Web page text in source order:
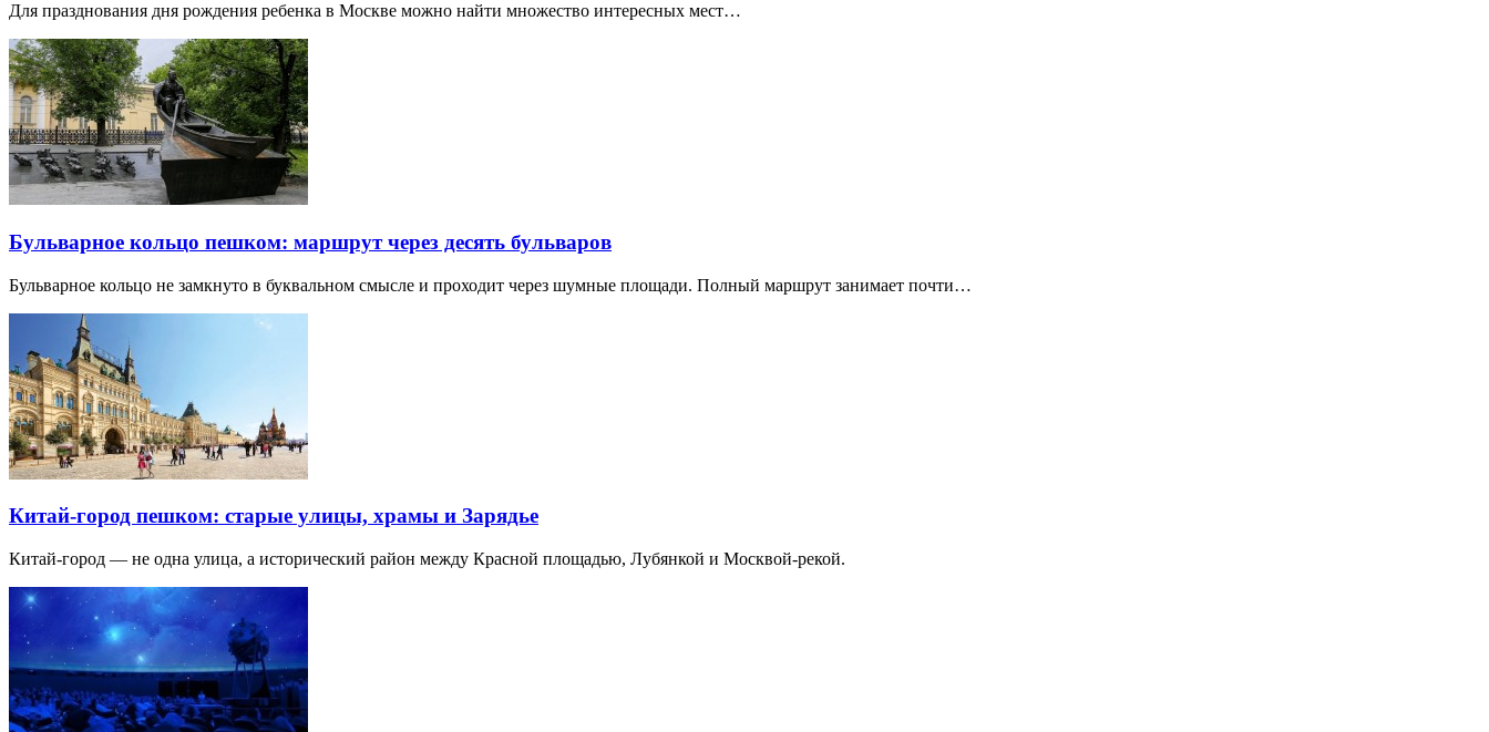
Для празднования дня рождения ребенка в Москве можно найти множество интересных мест…
Бульварное кольцо пешком: маршрут через десять бульваров
Бульварное кольцо не замкнуто в буквальном смысле и проходит через шумные площади. Полный маршрут занимает почти…
Китай-город пешком: старые улицы, храмы и Зарядье
Китай-город — не одна улица, а исторический район между Красной площадью, Лубянкой и Москвой-рекой.